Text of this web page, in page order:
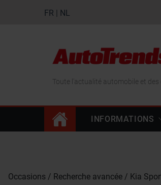
FR | NL
Toute l'actualité automobile et
INFORMATIONS
Occasions Recherche avancée Kia